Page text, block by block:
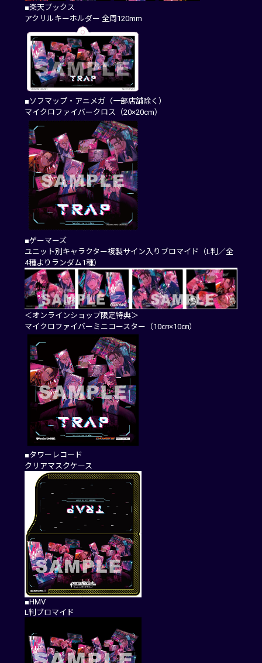
■楽天ブックス
アクリルキーホルダー 全周120mm
■ソフマップ・アニメガ（一部店舗除く）
マイクロファイバークロス（20×20cm）
■ゲーマーズ
ユニット別キャラクター複製サイン入りブロマイド（L判／全
4種よりランダム1種）
＜オンラインショップ限定特典＞
マイクロファイバーミニコースター（10㎝×10㎝）
■タワーレコード
クリアマスクケース
■HMV
L判ブロマイド